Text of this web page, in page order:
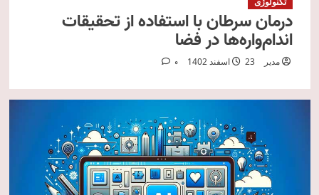
درمان سرطان با استفاده از تحقیقات
اندام‌واره‌ها در فضا
مدیر 23 اسفند 1402 0